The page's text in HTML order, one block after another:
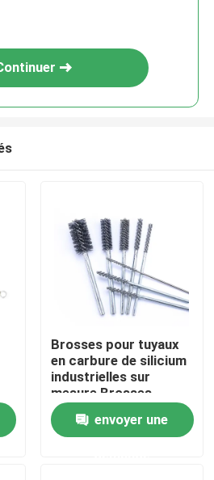
Brosses pour tuyaux
en carbure de silicium
industrielles sur
mesure Brosses
abrasives en fil de fer
tordu pour le
polissage de matériel
envoyer une